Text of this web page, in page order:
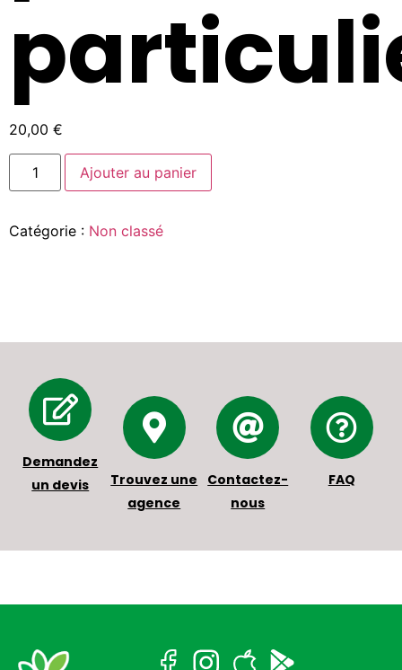
20,00 €
Ajouter au panier
Catégorie : Non classé
Demandez
un devis
Trouvez une
agence
Contactez-
nous
FAQ